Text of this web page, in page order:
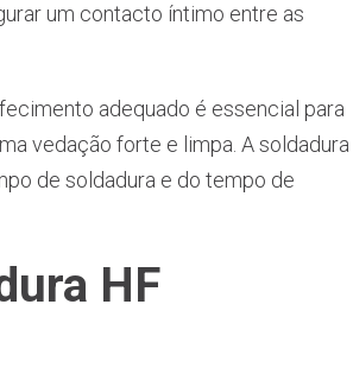
um contacto íntimo entre as
adequado é essencial para
vedação forte e limpa. A
de soldadura e do tempo de
HF